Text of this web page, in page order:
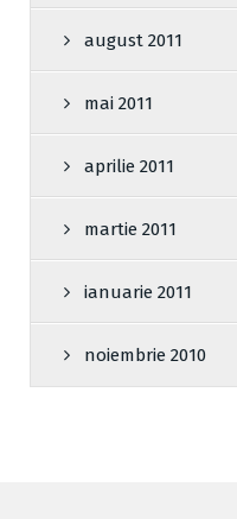
august 2011
mai 2011
aprilie 2011
martie 2011
ianuarie 2011
noiembrie 2010